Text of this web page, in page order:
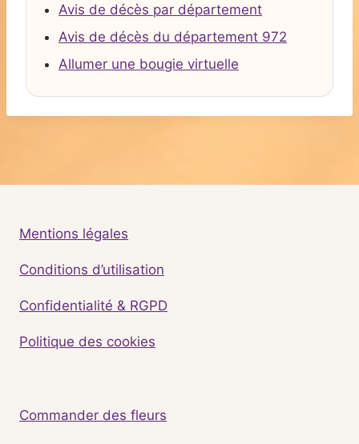
Avis de décès par département
Avis de décès du département 972
Allumer une bougie virtuelle
Mentions légales
Conditions d’utilisation
Confidentialité & RGPD
Politique des cookies
Commander des fleurs